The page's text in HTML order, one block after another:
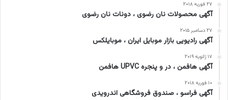
۲۷ فوریه ۲۰۱۸
آگهی محصولات نان رضوی ، دونات نان رضوی
۲۷ دسامبر ۲۰۱۵
آگهی رادیویی بازار موبایل ایران ، موبایلکس
۱۷ ژانویه ۲۰۱۹
آگهی هافمن ، در و پنجره UPVC هافمن
۱۰ فوریه ۲۰۱۸
آگهی فراسو ، صندوق فروشگاهی اندرویدی